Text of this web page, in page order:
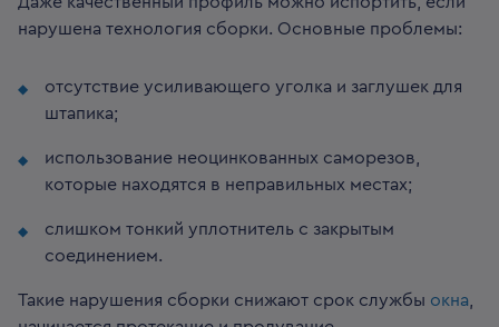
нарушена технология сборки. Основные проблемы:
отсутствие усиливающего уголка и заглушек для
штапика;
использование неоцинкованных саморезов,
которые находятся в неправильных местах;
слишком тонкий уплотнитель с закрытым
соединением.
Такие нарушения сборки снижают срок службы окна